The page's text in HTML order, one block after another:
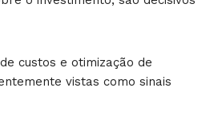
custos e otimização de
vistas como sinais